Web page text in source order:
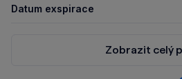
Datum exspirace
Zobrazit celý